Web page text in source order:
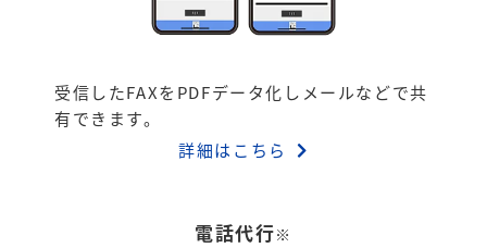
受信したFAXをPDFデータ化しメールなどで共
有できます。
詳細はこちら
電話代行※